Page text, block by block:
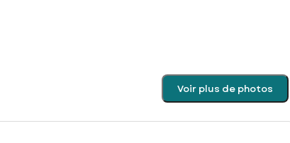
Voir plus de photos